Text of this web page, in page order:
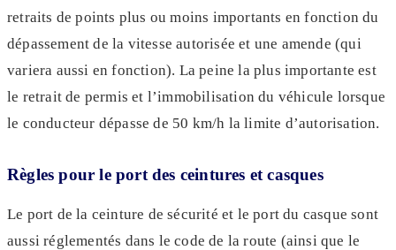
retraits de points plus ou moins importants en fonction du
dépassement de la vitesse autorisée et une amende (qui
variera aussi en fonction). La peine la plus importante est
le retrait de permis et l’immobilisation du véhicule lorsque
le conducteur dépasse de 50 km/h la limite d’autorisation.
Règles pour le port des ceintures et casques
Le port de la ceinture de sécurité et le port du casque sont
aussi réglementés dans le code de la route (ainsi que le